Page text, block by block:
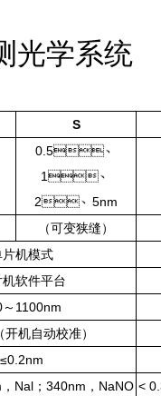
光学系统
S
0.5、
1、
2、5nm
（可变狭缝）
片机模式
软件平台
～1100nm
机自动校准）
≤0.2nm
，Nal；340nm，NaNO <